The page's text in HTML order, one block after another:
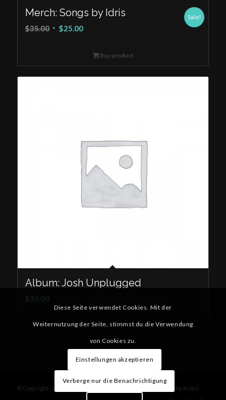
Merch: Songs by Idris
$35.00 $25.00
Sale!
Buy product
Album: Josh Unplugged
$35.00
Add to cart Details anzeigen
© Copyright - Paintball Uffenheim - Enfold WordPress Theme by Kriesi
Diese Seite verwendet Cookies. Mit der
Weiternutzung der Seite, stimmst du die Verwendung
von Cookies zu.
Einstellungen akzeptieren
Verberge nur die Benachrichtigung